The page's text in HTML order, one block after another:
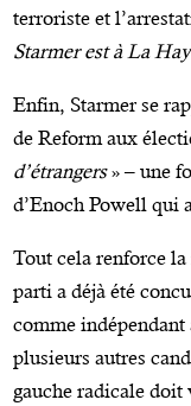
terroriste et
Starmer est à La
Enfin, Starmer se
de Reform aux
d’étrangers» – une
d’Enoch Powell qui
Tout cela renforce
parti a déjà été
comme
plusieurs autres
gauche radicale doit